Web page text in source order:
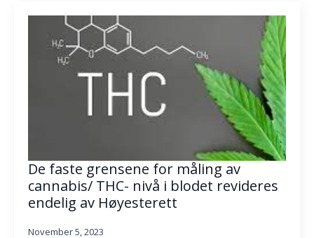
De faste grensene for måling av
cannabis/ THC- nivå i blodet revideres
endelig av Høyesterett
November 5, 2023